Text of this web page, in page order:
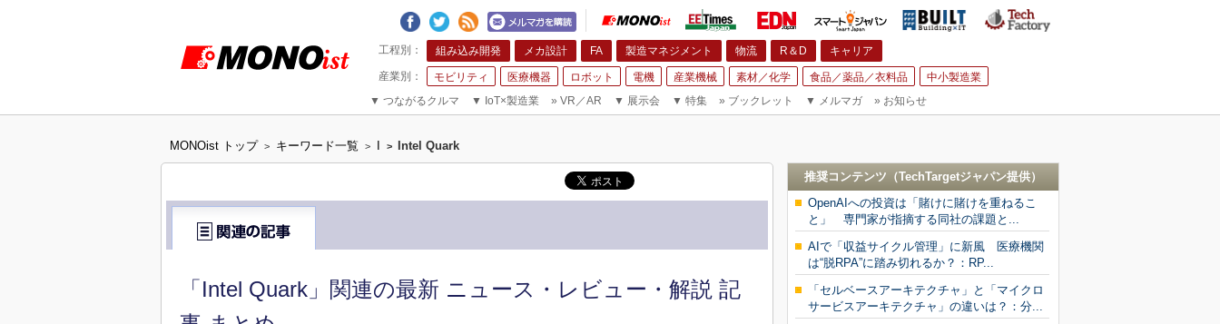
組み込み開発 メカ設計 FA 製造マネジメント 物流 R＆D キャリア
モビリティ 医療機器 ロボット 電機 産業機械 素材／化学 食品／薬品／衣料品
中小製造業
▼ つながるクルマ ▼ IoT×製造業 » VR／AR ▼ 展示会 ▼ 特集 » ブックレット ▼ メルマガ » お知らせ
MONOist トップ > キーワード一覧 > > Intel Quark
「Intel Quark」関連の最新 ニュース・レビュー・解説 記
推奨コンテンツ（TechTargetジャパン提供）
OpenAIへの投資は「賭けに賭けを重ねるこ
と」 専門家が指摘する同社の課題と...
AIで「収益サイクル管理」に新風 医療機関
は“脱RPA”に踏み切れるか？：RP...
「セルベースアーキテクチャ」と「マイクロ
サービスアーキテクチャ」の違いは？：分...